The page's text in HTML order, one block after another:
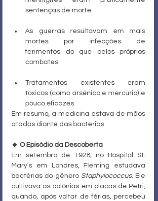
sentenças de morte.
As guerras resultavam em mais
mortes por infecções de
ferimentos do que pelos próprios
combates.
Tratamentos existentes eram
tóxicos (como arsênico e mercúrio) e
pouco eficazes.
Em resumo, a medicina estava de mãos
atadas diante das bactérias.
🔹 O Episódio da Descoberta
Em setembro de 1928, no Hospital St.
Mary’s em Londres, Fleming estudava
bactérias do gênero Staphylococcus. Ele
cultivava as colônias em placas de Petri,
quando, após voltar de férias, percebeu